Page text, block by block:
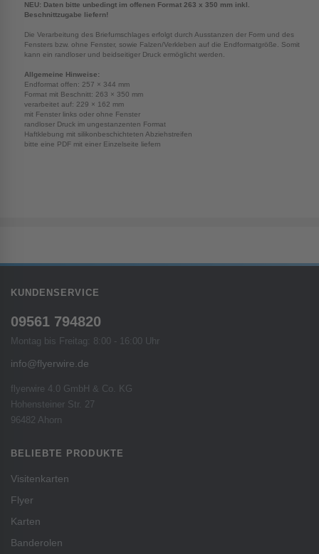
NEU: Daten bitte unbedingt im offenen Format 263 x 350 mm inkl.
Beschnittzugabe liefern!
Die Verarbeitung des Briefumschlages erfolgt durch Ausstanzen der Form und des
Fensters bzw. ohne Fenster, sowie Falzen/Verkleben auf die Endformatgröße. Somit
kann ein randloser und beidseitiger Druck ermöglicht werden.
Allgemeine Hinweise:
Endformat offen: 257 × 344 mm
Format mit Beschnitt: 263 × 350 mm
verarbeitet auf: 229 × 162 mm
mit Fenster links oder ohne Fenster
randloser Druck im ungestanzenten Format
Haftklebung mit silikonbeschichteten Abziehstreifen
bitte eine PDF mit einer Einzelseite liefern
KUNDENSERVICE
09561 794820
Montag bis Freitag: 8:00 - 16:00 Uhr
info@flyerwire.de
flyerwire 4.0 GmbH & Co. KG
Hohensteiner Str. 27
96482 Ahorn
BELIEBTE PRODUKTE
Visitenkarten
Flyer
Karten
Banderolen